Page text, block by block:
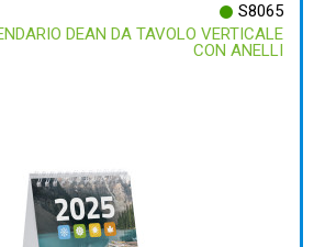
S8065
DEAN DA TAVOLO VERTICALE
CON ANELLI